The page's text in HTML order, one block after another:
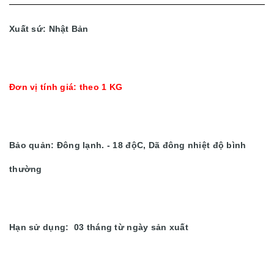
Xuất sứ: Nhật Bản
Đơn vị tính giá: theo 1 KG
Bảo quản: Đông lạnh. - 18 độC, Dã đông nhiệt độ bình
thường
Hạn sử dụng: 03 tháng từ ngày sản xuất